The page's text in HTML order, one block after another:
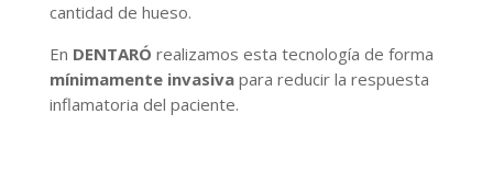
cantidad de hueso.
En DENTARÓ realizamos esta tecnología de forma
mínimamente invasivapara reducir la respuesta
inflamatoria del paciente.